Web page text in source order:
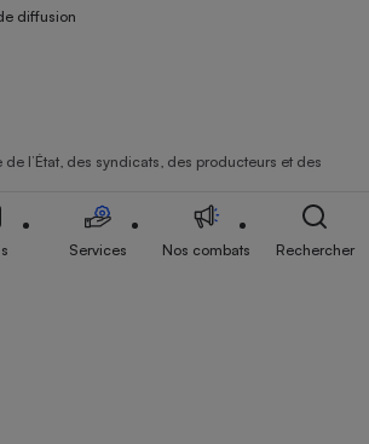
diffusion
l’État, des syndicats, des producteurs et des
Services Nos combats Rechercher